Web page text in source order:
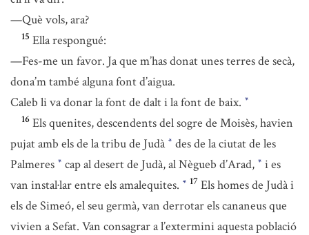
—Què vols, ara?
15 Ella respongué:
—Fes-me un favor. Ja que m’has donat unes terres de secà,
dona’m també alguna font d’aigua.
Caleb li va donar la font de dalt i la font de baix. *
16 Els quenites, descendents del sogre de Moisès, havien
pujat amb els de la tribu de Judà * des de la ciutat de les
Palmeres * cap al desert de Judà, al Nègueb d’Arad, * i es
van instal·lar entre els amalequites. * 17 Els homes de Judà i
els de Simeó, el seu germà, van derrotar els cananeus que
vivien a Sefat. Van consagrar a l’extermini aquesta població